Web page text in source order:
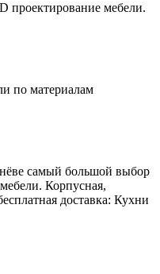
проектирование мебели.
по материалам
самый большой выбор
Корпусная,
доставка: Кухни